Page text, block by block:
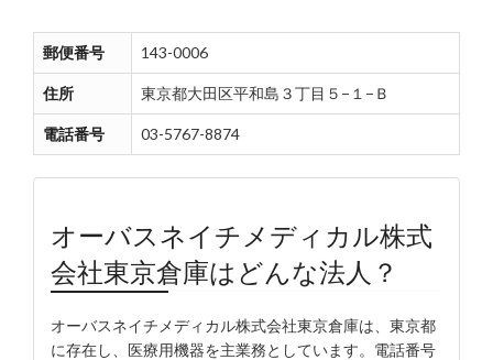
郵便番号 143-0006
住所 東京都大田区平和島３丁目５−１−Ｂ
電話番号 03-5767-8874
オーバスネイチメディカル株式
会社東京倉庫はどんな法人？
オーバスネイチメディカル株式会社東京倉庫は、東京都
に存在し、医療用機器を主業務としています。電話番号